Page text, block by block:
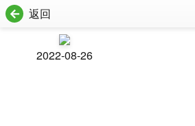
返回
2022-08-26